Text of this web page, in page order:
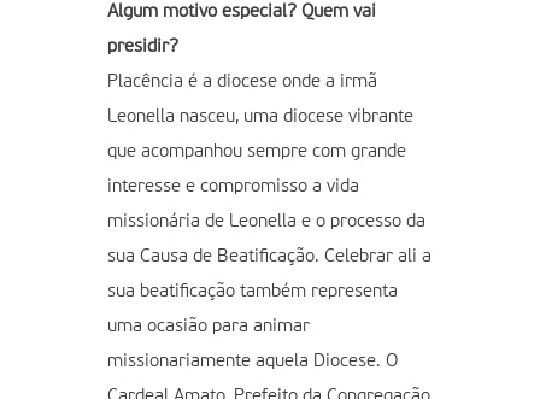
Algum motivo especial? Quem vai
presidir?
Placência é a diocese onde a irmã
Leonella nasceu, uma diocese vibrante
que acompanhou sempre com grande
interesse e compromisso a vida
missionária de Leonella e o processo da
sua Causa de Beatificação. Celebrar ali a
sua beatificação também representa
uma ocasião para animar
missionariamente aquela Diocese. O